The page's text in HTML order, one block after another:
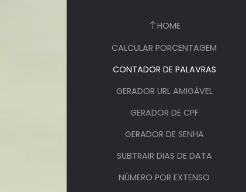
HOME
CALCULAR PORCENTAGEM
CONTADOR DE PALAVRAS
GERADOR URL AMIGÁVEL
GERADOR DE CPF
GERADOR DE SENHA
SUBTRAIR DIAS DE DATA
NÚMERO POR EXTENSO